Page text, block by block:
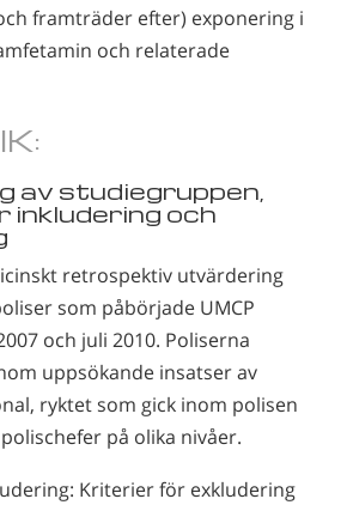
framträder efter) exponering i
och relaterade
av studiegruppen,
inkludering och
retrospektiv utvärdering
som påbörjade UMCP
och juli 2010. Poliserna
uppsökande insatser av
ryktet som gick inom polisen
på olika nivåer.
Kriterier för exkludering